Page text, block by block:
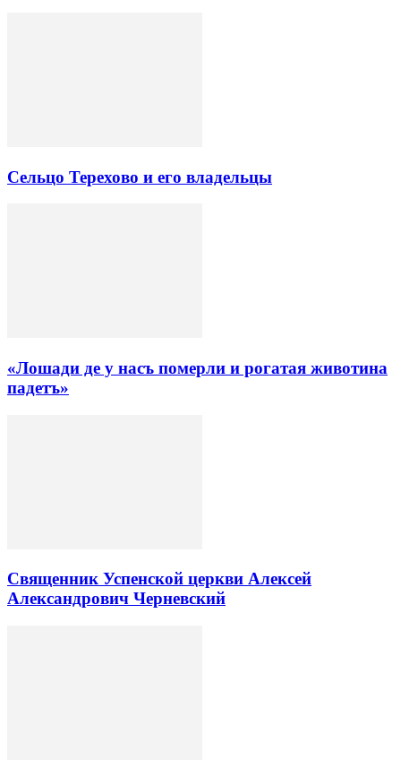
Сельцо Терехово и его владельцы
«Лошади де у насъ померли и рогатая животина
падетъ»
Священник Успенской церкви Алексей
Александрович Черневский